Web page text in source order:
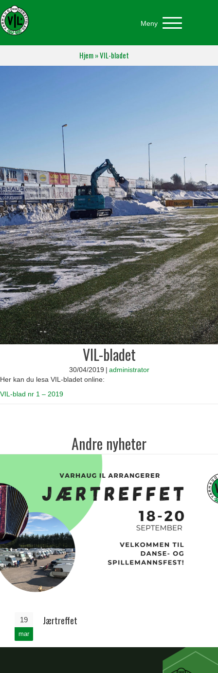
Meny
Hjem»VIL-bladet
VIL-bladet
30/04/2019 | administrator
Her kan du lesa VIL-bladet online:
VIL-blad nr 1 – 2019
Andre nyheter
19
mar
Jærtreffet